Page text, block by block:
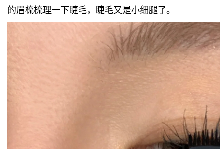
的眉梳梳理一下睫毛，睫毛又是小细腿了。